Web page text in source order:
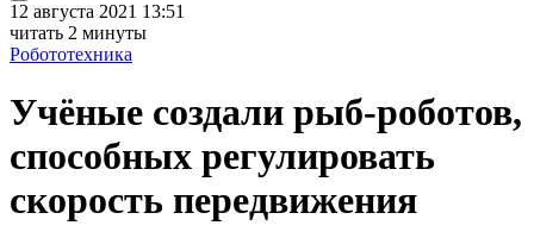
12 августа 2021 13:51
читать 2 минуты
Робототехника
Учёные создали рыб-роботов,
способных регулировать
скорость передвижения